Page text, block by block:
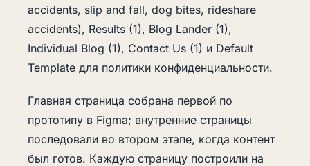
accidents, slip and fall, dog bites, rideshare
accidents), Results (1), Blog Lander (1),
Individual Blog (1), Contact Us (1) и Default
Template для политики конфиденциальности.
Главная страница собрана первой по
прототипу в Figma; внутренние страницы
последовали во втором этапе, когда контент
был готов. Каждую страницу построили на